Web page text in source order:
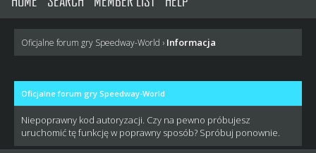
Oficjalne forum gry Speedway-World › Informacja
Oficjalne forum gry Speedway-World
Niepoprawny kod autoryzacji. Czy na pewno próbujesz
uruchomić tę funkcję w poprawny sposób? Spróbuj ponownie.